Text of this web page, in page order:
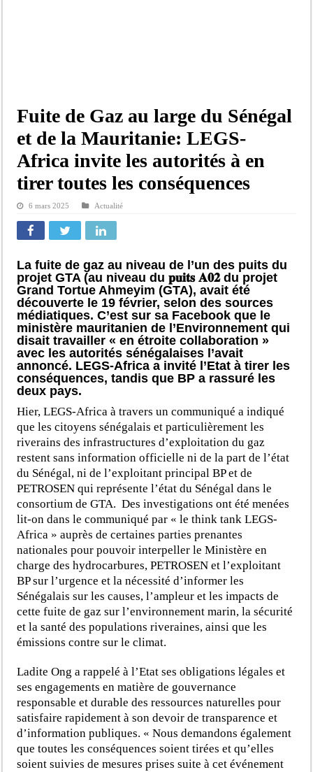
Fuite de Gaz au large du Sénégal
et de la Mauritanie: LEGS-
Africa invite les autorités à en
tirer toutes les conséquences
6 mars 2025 Actualité
La fuite de gaz au niveau de l’un des puits du
projet GTA (au niveau du𝐩𝐮𝐢𝐭𝐬 𝐀𝟎𝟐du projet
Grand Tortue Ahmeyim (GTA), avait été
découverte le 19 février, selon des sources
médiatiques. C’est sur sa Facebook que le
ministère mauritanien de l’Environnement qui
disait travailler « en étroite collaboration »
avec les autorités sénégalaises l’avait
annoncé. LEGS-Africa a invité l’Etat à tirer les
conséquences, tandis que BP a rassuré les
deux pays.
Hier, LEGS-Africa à travers un communiqué a indiqué
que les citoyens sénégalais et particulièrement les
riverains des infrastructures d’exploitation du gaz
restent sans information officielle ni de la part de l’état
du Sénégal, ni de l’exploitant principal BP et de
PETROSEN qui représente l’état du Sénégal dans le
consortium de GTA. Des investigations ont été menées
lit-on dans le communiqué par « le think tank LEGS-
Africa » auprès de certaines parties prenantes
nationales pour pouvoir interpeller le Ministère en
charge des hydrocarbures, PETROSEN et l’exploitant
BP sur l’urgence et la nécessité d’informer les
Sénégalais sur les causes, l’ampleur et les impacts de
cette fuite de gaz sur l’environnement marin, la sécurité
et la santé des populations riveraines, ainsi que les
émissions contre sur le climat.
Ladite Ong a rappelé à l’Etat ses obligations légales et
ses engagements en matière de gouvernance
responsable et durable des ressources naturelles pour
satisfaire rapidement à son devoir de transparence et
d’information publiques. « Nous demandons également
que toutes les conséquences soient tirées et qu’elles
soient suivies de mesures prises suite à cet événement